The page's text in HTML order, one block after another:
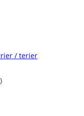
/ terier